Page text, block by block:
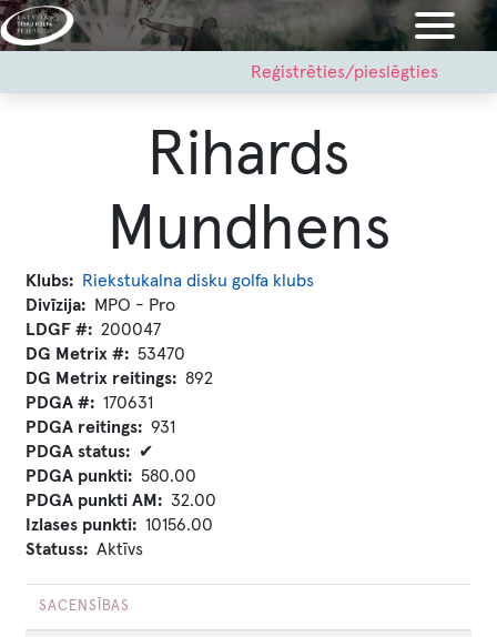
Pārlekt
uz
menu
Reģistrēties/pieslēgties
Rihards
Mundhens
Klubs
Riekstukalna disku golfa klubs
Divīzija
MPO - Pro
LDGF #
200047
DG Metrix #
53470
DG Metrix reitings
892
PDGA #
170631
PDGA reitings
931
PDGA status
✔
PDGA punkti
580.00
PDGA punkti AM
32.00
Izlases punkti
10156.00
Statuss
Aktīvs
SACENSĪBAS